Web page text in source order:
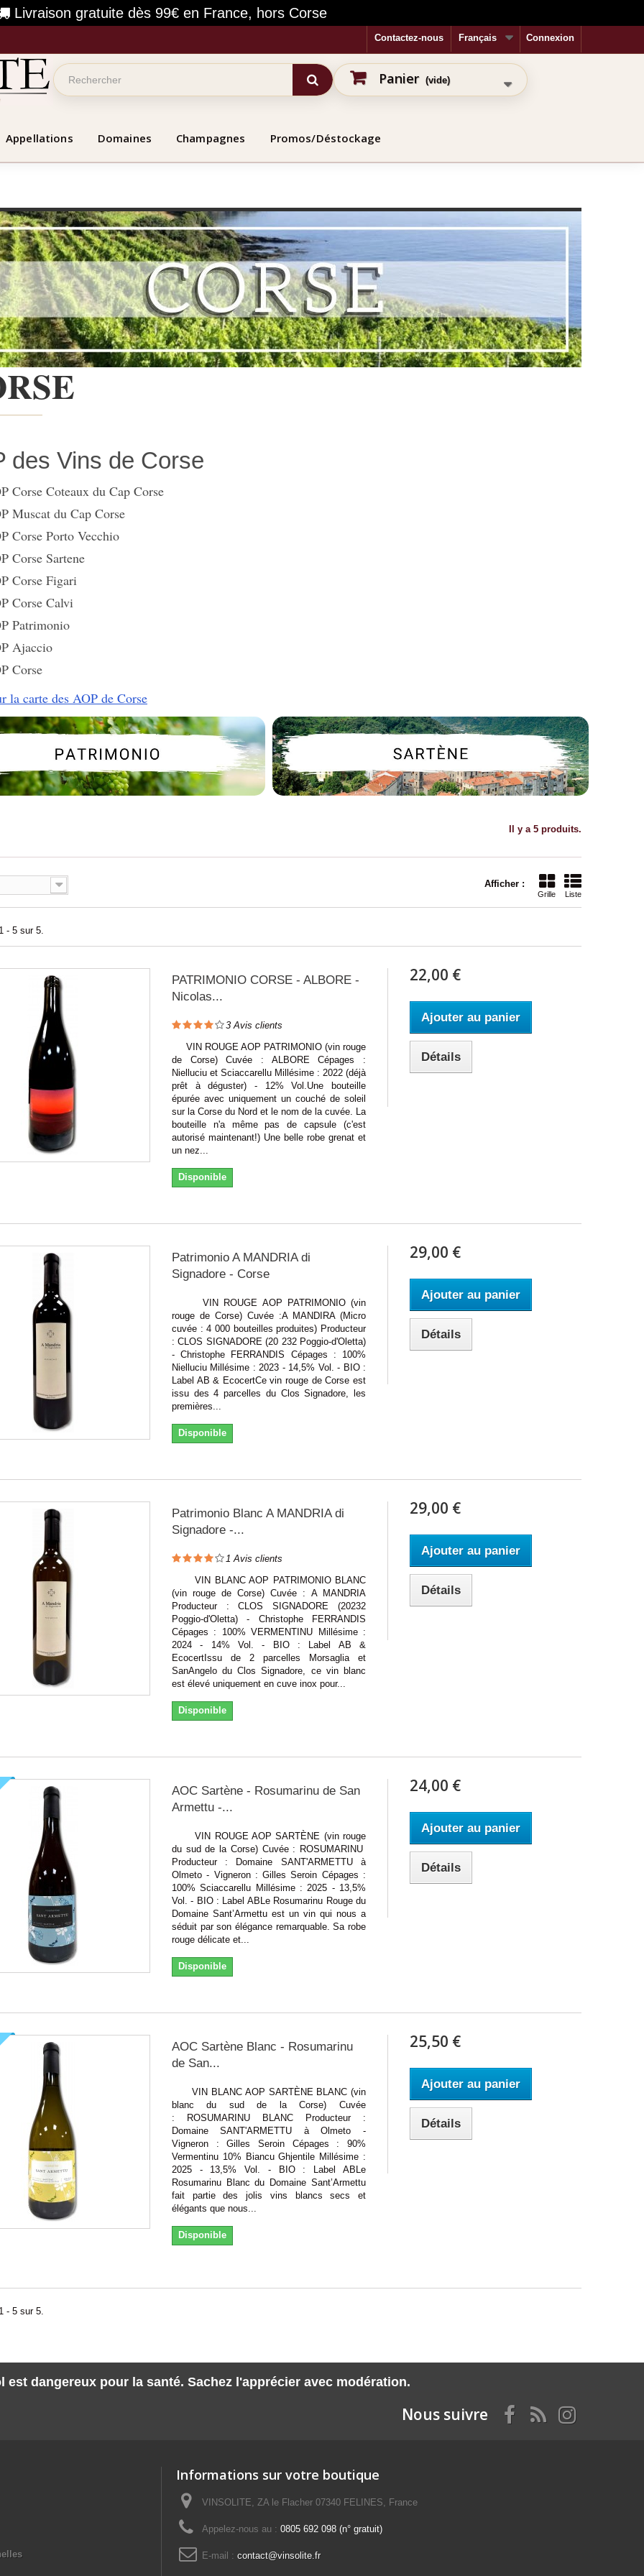
Livraison gratuite dès 99€ en France, hors Corse
Connexion
Français
Contactez-nous
Panier (vide)
Appellations Domaines Champagnes Promos/Déstockage
des Vins de Corse
Corse Coteaux du Cap Corse
Muscat du Cap Corse
Corse Porto Vecchio
Corse Sartene
Corse Figari
Corse Calvi
Patrimonio
Ajaccio
Corse
la carte des AOP de Corse
Il y a 5 produits.
Afficher :
Grille Liste
- 5 sur 5.
PATRIMONIO CORSE - ALBORE -
Nicolas...
3Avis clients
VIN ROUGE AOP PATRIMONIO (vin rouge
de Corse) Cuvée : ALBORE Cépages :
Nielluciu et Sciaccarellu Millésime : 2022 (déjà
prêt à déguster) - 12% Vol.Une bouteille
épurée avec uniquement un couché de soleil
sur la Corse du Nord et le nom de la cuvée. La
bouteille n'a même pas de capsule (c'est
autorisé maintenant!) Une belle robe grenat et
un nez...
Disponible
22,00 €
Ajouter au panier
Détails
Patrimonio A MANDRIA di
Signadore - Corse
VIN ROUGE AOP PATRIMONIO (vin
rouge de Corse) Cuvée :A MANDIRA (Micro
cuvée : 4 000 bouteilles produites) Producteur
: CLOS SIGNADORE (20 232 Poggio-d'Oletta)
- Christophe FERRANDIS Cépages : 100%
Nielluciu Millésime : 2023 - 14,5% Vol. - BIO :
Label AB & EcocertCe vin rouge de Corse est
issu des 4 parcelles du Clos Signadore, les
premières...
Disponible
29,00 €
Ajouter au panier
Détails
Patrimonio Blanc A MANDRIA di
Signadore -...
1 Avis clients
VIN BLANC AOP PATRIMONIO BLANC
(vin rouge de Corse) Cuvée : A MANDRIA
Producteur : CLOS SIGNADORE (20232
Poggio-d'Oletta) - Christophe FERRANDIS
Cépages : 100% VERMENTINU Millésime :
2024 - 14% Vol. - BIO : Label AB &
EcocertIssu de 2 parcelles Morsaglia et
SanAngelo du Clos Signadore, ce vin blanc
est élevé uniquement en cuve inox pour...
Disponible
29,00 €
Ajouter au panier
Détails
AOC Sartène - Rosumarinu de San
Armettu -...
VIN ROUGE AOP SARTÈNE (vin rouge
du sud de la Corse) Cuvée : ROSUMARINU
Producteur : Domaine SANT'ARMETTU à
Olmeto - Vigneron : Gilles Seroin Cépages :
100% Sciaccarellu Millésime : 2025 - 13,5%
Vol. - BIO : Label ABLe Rosumarinu Rouge du
Domaine Sant’Armettu est un vin qui nous a
séduit par son élégance remarquable. Sa robe
rouge délicate et...
Disponible
24,00 €
Ajouter au panier
Détails
AOC Sartène Blanc - Rosumarinu
de San...
VIN BLANC AOP SARTÈNE BLANC (vin
blanc du sud de la Corse) Cuvée
: ROSUMARINU BLANC Producteur :
Domaine SANT'ARMETTU à Olmeto -
Vigneron : Gilles Seroin Cépages : 90%
Vermentinu 10% Biancu Ghjentile Millésime :
2025 - 13,5% Vol. - BIO : Label ABLe
Rosumarinu Blanc du Domaine Sant’Armettu
fait partie des jolis vins blancs secs et
élégants que nous...
Disponible
25,50 €
Ajouter au panier
Détails
- 5 sur 5.
est dangereux pour la santé. Sachez l'apprécier avec modération.
Nous suivre
Informations sur votre boutique
VINSOLITE, ZA le Flacher 07340 FELINES, France
Appelez-nous au : 0805 692 098 (n° gratuit)
E-mail : contact@vinsolite.fr